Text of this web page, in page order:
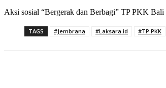
Aksi sosial “Bergerak dan Berbagi” TP PKK
TAGS #Jembrana #Laksara.id #TP PKK